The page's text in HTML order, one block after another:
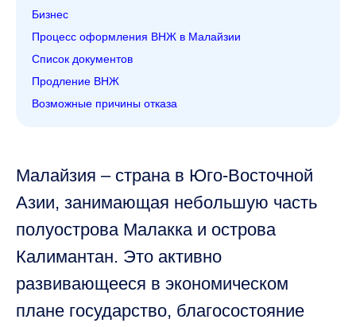
Бизнес
Процесс оформления ВНЖ в Малайзии
Список документов
Продление ВНЖ
Возможные причины отказа
Малайзия – страна в Юго-Восточной
Азии, занимающая небольшую часть
полуострова Малакка и острова
Калимантан. Это активно
развивающееся в экономическом
плане государство, благосостояние